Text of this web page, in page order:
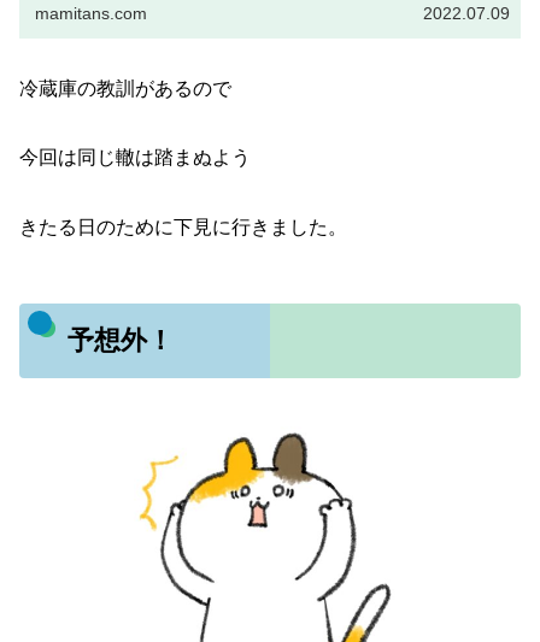
mamitans.com 2022.07.09
冷蔵庫の教訓があるので
今回は同じ轍は踏まぬよう
きたる日のために下見に行きました。
予想外！